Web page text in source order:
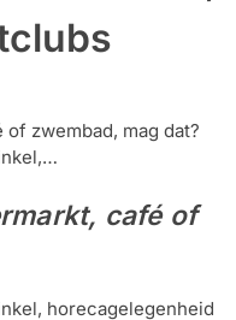
of zwembad, mag dat?
café of
horecagelegenheid